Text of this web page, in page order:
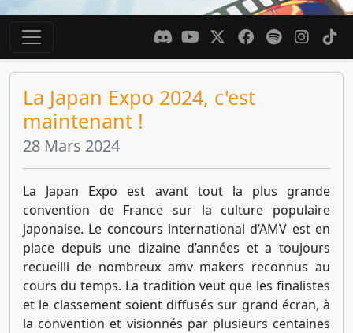
La Japan Expo 2024, c'est
maintenant !
28 Mars 2024
La Japan Expo est avant tout la plus grande
convention de France sur la culture populaire
japonaise. Le concours international d’AMV est en
place depuis une dizaine d’années et a toujours
recueilli de nombreux amv makers reconnus au
cours du temps. La tradition veut que les finalistes
et le classement soient diffusés sur grand écran, à
la convention et visionnés par plusieurs centaines